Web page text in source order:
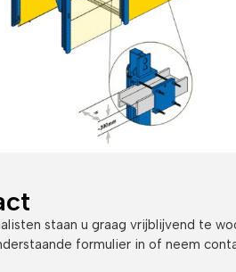
staan u graag vrijblijvend te
formulier in of neem